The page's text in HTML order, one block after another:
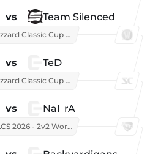
vs Team Silenced
Blizzard Classic Cup 2026
vs TeD
Blizzard Classic Cup 2026
vs Nal_rA
RLCS 2026 - 2v2 World Championship